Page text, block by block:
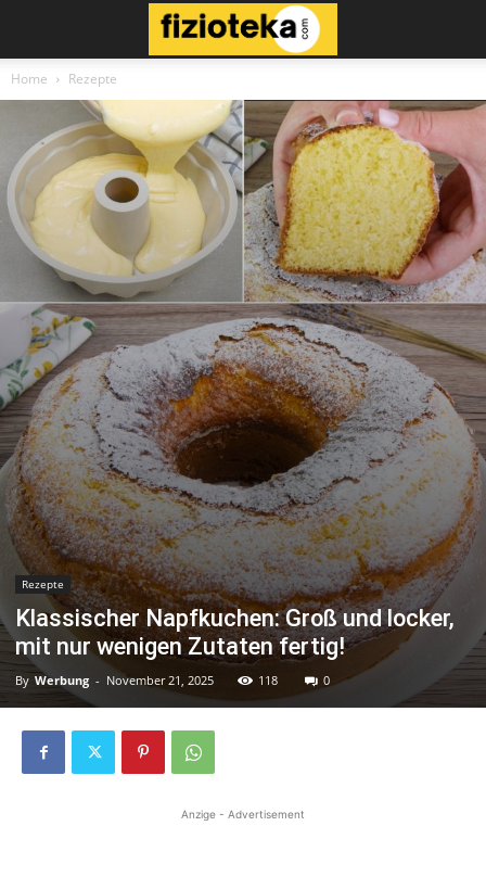
Home Rezepte
Rezepte
Klassischer Napfkuchen: Groß und locker,
mit nur wenigen Zutaten fertig!
By Werbung - November 21, 2025 118 0
Anzige - Advertisement